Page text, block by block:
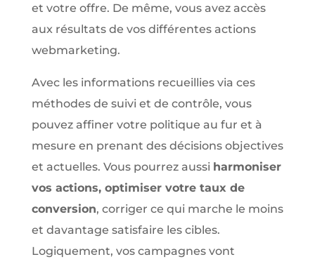
et votre offre. De même, vous avez accès
aux résultats de vos différentes actions
webmarketing.
Avec les informations recueillies via ces
méthodes de suivi et de contrôle, vous
pouvez affiner votre politique au fur et à
mesure en prenant des décisions objectives
et actuelles. Vous pourrez aussi harmoniser
vos actions, optimiser votre taux de
conversion, corriger ce qui marche le moins
et davantage satisfaire les cibles.
Logiquement, vos campagnes vont